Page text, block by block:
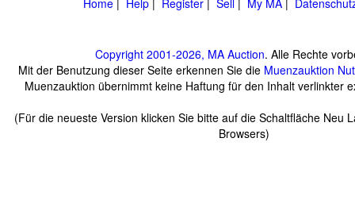
Home | Help | Register | Sell | My MA |
Copyright 2001-2026, MA Auction. Alle Rechte
Mit der Benutzung dieser Seite erkennen Sie die Muenzauktion
Muenzauktion übernimmt keine Haftung für den Inhalt verlinkter
(Für die neueste Version klicken Sie bitte auf die Schaltfläche Neu
Browsers)